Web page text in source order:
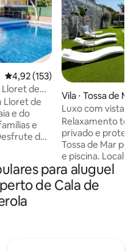
4,92 de uma avaliação média de
4,92 (153)
Lloret de
Lloret de
e do
e
de
(mesa
Perfeito
Brava,
Vila ⋅ Tossa de Mar
Luxo com vista
Relaxamento
privado e protegido Vila de
Tossa de Mar
e piscina.
urbanização
praia privativa
As melhores
para aluguel
de Cala de